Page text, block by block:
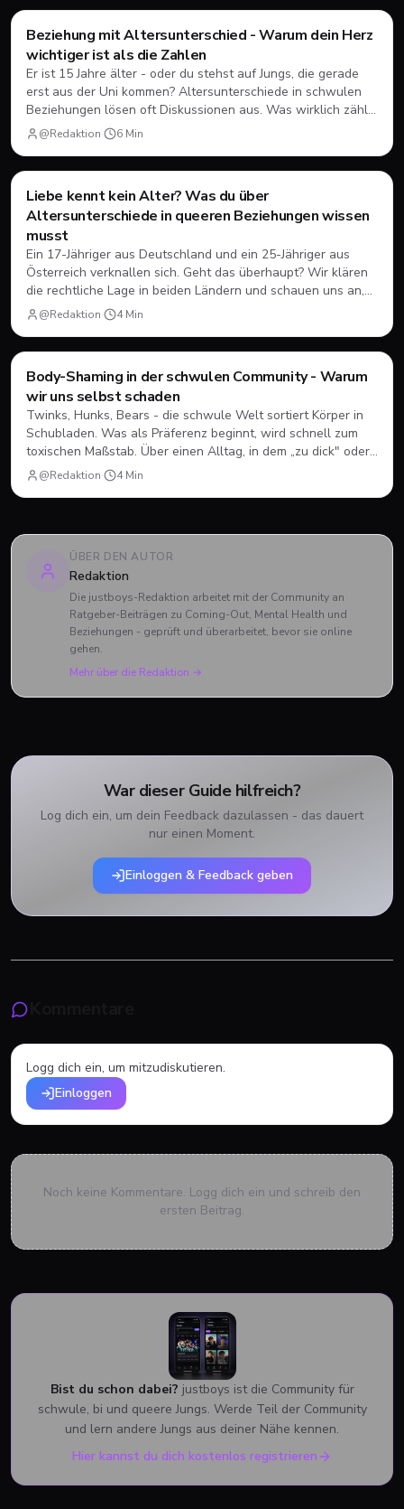
💘Dating
Beziehung mit Altersunterschied - Warum dein Herz
wichtiger ist als die Zahlen
Er ist 15 Jahre älter - oder du stehst auf Jungs, die gerade
erst aus der Uni kommen? Altersunterschiede in schwulen
Beziehungen lösen oft Diskussionen aus. Was wirklich zählt,
damit es funktioniert.
@Redaktion· 6 Min
Ratgeber
Liebe kennt kein Alter? Was du über
Altersunterschiede in queeren Beziehungen wissen
musst
Ein 17-Jähriger aus Deutschland und ein 25-Jähriger aus
Österreich verknallen sich. Geht das überhaupt? Wir klären
die rechtliche Lage in beiden Ländern und schauen uns an,
worauf es bei einem größeren Altersunterschied wirklich
@Redaktion· 4Min
Mental Health
Body-Shaming in der schwulen Community - Warum
wir uns selbst schaden
Twinks, Hunks, Bears - die schwule Welt sortiert Körper in
Schubladen. Was als Präferenz beginnt, wird schnell zum
toxischen Maßstab. Über einen Alltag, in dem „zu dick" oder
„zu alt" keine Seltenheit sind.
@Redaktion· 4Min
ÜBER DEN AUTOR
Redaktion
Die justboys-Redaktion arbeitet mit der Community an
Ratgeber-Beiträgen zu Coming-Out, Mental Health und
Beziehungen - geprüft und überarbeitet, bevor sie online
gehen.
Mehr über die Redaktion →
War dieser Guide hilfreich?
Log dich ein, um dein Feedback dazulassen - das dauert
nur einen Moment.
Einloggen & Feedback geben
Logg dich ein, um mitzudiskutieren.
Einloggen
Noch keine Kommentare. Logg dich ein und schreib den
ersten Beitrag.
Bist du schon dabei? justboys ist die Community für
schwule, bi und queere Jungs. Werde Teil der Community
und lern andere Jungs aus deiner Nähe kennen.
Hier kannst du dich kostenlos registrieren